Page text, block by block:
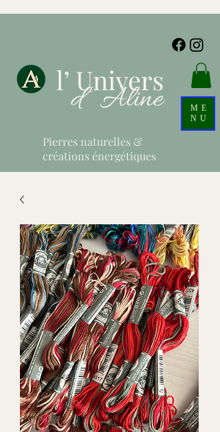
ME
NU
Pierres naturelles &
créations énergétiques